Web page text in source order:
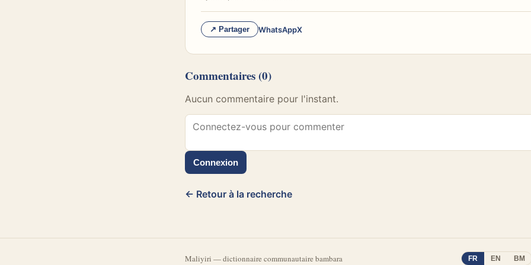
↗ Partager WhatsAppX
Commentaires (0)
Aucun commentaire pour l'instant.
Connexion
← Retour à la recherche
Maliyiri —dictionnaire communautaire bambara FR EN BM